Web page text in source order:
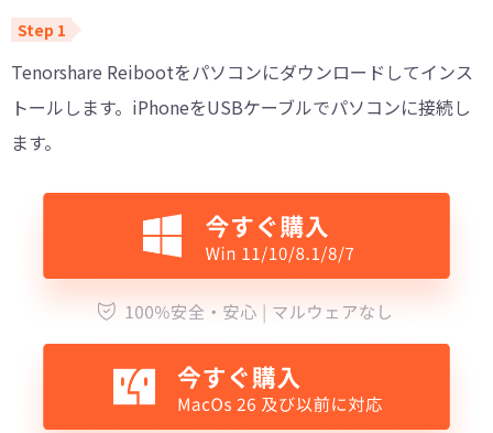
Tenorshare Reibootをパソコンにダウンロードしてインス
トールします。iPhoneをUSBケーブルでパソコンに接続し
ます。